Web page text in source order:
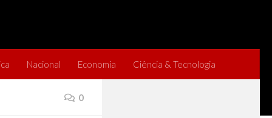
Nacional Economia Ciência & Tecnologia
0